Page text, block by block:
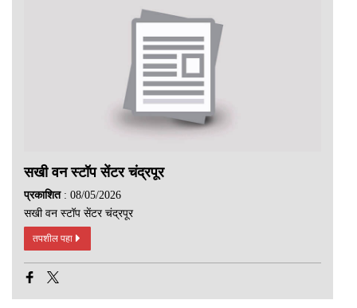
सखी वन स्टॉप सेंटर चंद्रपूर
प्रकाशित : 08/05/2026
सखी वन स्टॉप सेंटर चंद्रपूर
तपशील पहा